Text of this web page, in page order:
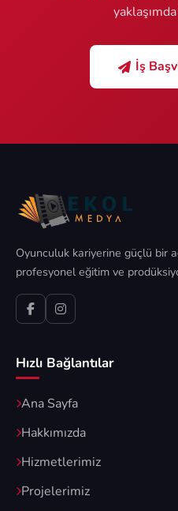
İş
Oyunculuk kariyerine güçlü bir
profesyonel eğitim ve
Hızlı Bağlantılar
Ana Sayfa
Hakkımızda
Hizmetlerimiz
Projelerimiz